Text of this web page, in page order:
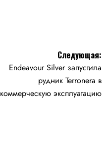
Следующая:
Endeavour Silver запустила
рудник Terronera в
коммерческую эксплуатацию